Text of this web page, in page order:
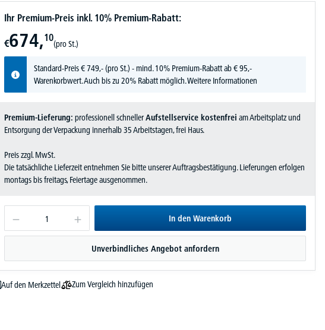
Ihr Premium-Preis inkl. 10% Premium-Rabatt:
€674,10
(pro St.)
Standard-Preis€749,-(pro St.) - mind. 10% Premium-Rabatt ab € 95,-
Warenkorbwert. Auch bis zu 20% Rabatt möglich.Weitere Informationen
Premium-Lieferung: professionell schnellerAufstellservice kostenfrei am Arbeitsplatz und
Entsorgung der Verpackung innerhalb 35 Arbeitstagen, frei Haus.
Preis zzgl. MwSt.
Die tatsächliche Lieferzeit entnehmen Sie bitte unserer Auftragsbestätigung. Lieferungen erfolgen
montags bis freitags, Feiertage ausgenommen.
In den Warenkorb
Unverbindliches Angebot anfordern
Auf den Merkzettel
Zum Vergleich hinzufügen